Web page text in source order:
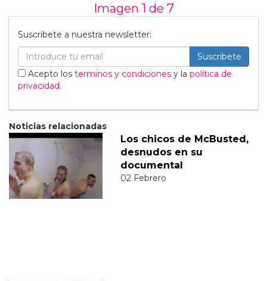
Imagen 1 de 7
Suscribete a nuestra newsletter:
Suscribete
Acepto los terminos y condiciones y la política de
privacidad.
Noticias relacionadas
Los chicos de McBusted,
desnudos en su
documental
02 Febrero